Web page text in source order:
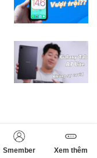
Smember Xem thêm